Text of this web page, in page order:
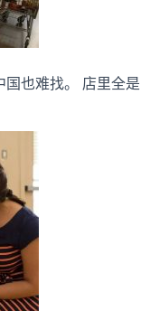
也难找。 店里全是